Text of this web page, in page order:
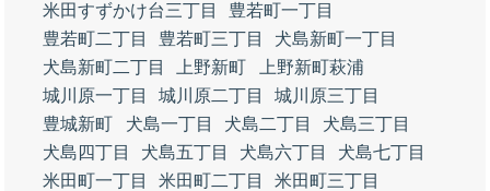
米田すずかけ台三丁目
豊若町一丁目
豊若町二丁目
豊若町三丁目
犬島新町一丁目
犬島新町二丁目
上野新町
上野新町萩浦
城川原一丁目
城川原二丁目
城川原三丁目
豊城新町
犬島一丁目 犬島二丁目
犬島三丁目
犬島四丁目
犬島五丁目 犬島六丁目
犬島七丁目
米田町一丁目
米田町二丁目
米田町三丁目